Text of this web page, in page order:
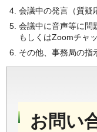
会議中の発言（質疑
会議中に音声等に問
もしくはZoomチャ
その他、事務局の指
お問い